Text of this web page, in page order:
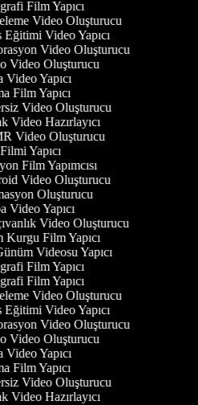
Film Yapıcı
Video Oluşturucu
Video Yapıcı
Video Oluşturucu
Video Oluşturucu
Yapıcı
Film Yapıcı
Video Oluşturucu
Video Hazırlayıcı
Video Oluşturucu
Yapıcı
Film Yapımcısı
Video Oluşturucu
Oluşturucu
Video Yapıcı
Video Oluşturucu
Film Yapıcı
Videosu Yapıcı
Film Yapıcı
Film Yapıcı
Video Oluşturucu
Video Yapıcı
Video Oluşturucu
Video Oluşturucu
Yapıcı
Film Yapıcı
Video Oluşturucu
Video Hazırlayıcı